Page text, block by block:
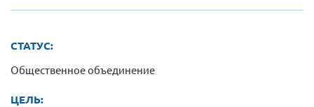
Экспертный совет ОООИБРС 2025
Конференция ОООИБРС 2023
Конференция ОООИБРС 2022
Конференция ОООИБРС 2021
СТАТУС:
Общественное объединение
ЦЕЛЬ: